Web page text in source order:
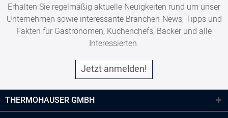
Erhalten Sie regelmäßig aktuelle Neuigkeiten rund um unser
Unternehmen sowie interessante Branchen-News, Tipps und
Fakten für Gastronomen, Küchenchefs, Bäcker und alle
Interessierten.
Jetzt anmelden!
THERMOHAUSER GMBH